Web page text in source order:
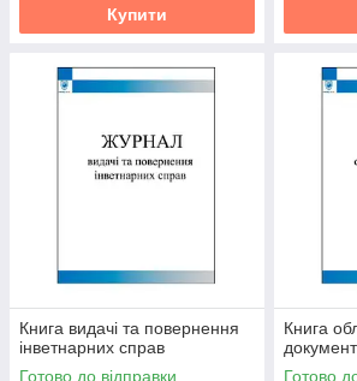
Купити
Книга видачі та повернення
інветнарних справ
Готово до відправки
Книга
Готово